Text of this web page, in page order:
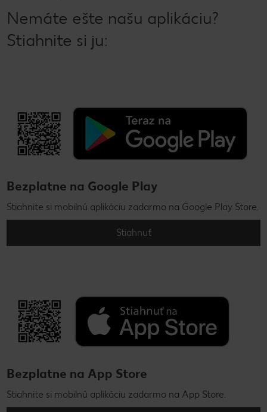
Nemáte ešte našu aplikáciu?
Stiahnite si ju:
Bezplatne na Google Play
Stiahnite si mobilnú aplikáciu zadarmo na Google Play Store.
Stiahnuť
Bezplatne na App Store
Stiahnite si mobilnú aplikáciu zadarmo na App Store.